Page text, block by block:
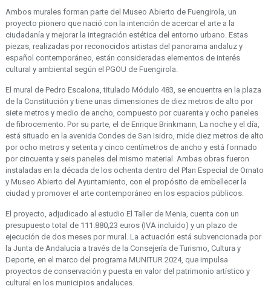
Ambos murales forman parte del Museo Abierto de Fuengirola, un
proyecto pionero que nació con la intención de acercar el arte a la
ciudadanía y mejorar la integración estética del entorno urbano. Estas
piezas, realizadas por reconocidos artistas del panorama andaluz y
español contemporáneo, están consideradas elementos de interés
cultural y ambiental según el PGOU de Fuengirola.
El mural de Pedro Escalona, titulado Módulo 483, se encuentra en la plaza
de la Constitución y tiene unas dimensiones de diez metros de alto por
siete metros y medio de ancho, compuesto por cuarenta y ocho paneles
de fibrocemento. Por su parte, el de Enrique Brinkmann, La noche y el día,
está situado en la avenida Condes de San Isidro, mide diez metros de alto
por ocho metros y setenta y cinco centímetros de ancho y está formado
por cincuenta y seis paneles del mismo material. Ambas obras fueron
instaladas en la década de los ochenta dentro del Plan Especial de Ornato
y Museo Abierto del Ayuntamiento, con el propósito de embellecer la
ciudad y promover el arte contemporáneo en los espacios públicos.
El proyecto, adjudicado al estudio El Taller de Menia, cuenta con un
presupuesto total de 111.880,23 euros (IVA incluido) y un plazo de
ejecución de dos meses por mural. La actuación está subvencionada por
la Junta de Andalucía a través de la Consejería de Turismo, Cultura y
Deporte, en el marco del programa MUNITUR 2024, que impulsa
proyectos de conservación y puesta en valor del patrimonio artístico y
cultural en los municipios andaluces.